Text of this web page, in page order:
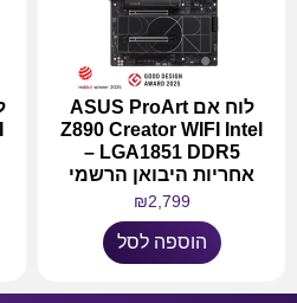
לוח אם ASUS ProArt
Z890 Creator WIFI Intel
LGA1851 DDR5 –
אחריות היבואן הרשמי
₪2,799
הוספה לסל